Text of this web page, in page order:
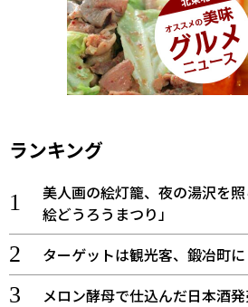
ランキング
美人画の絵灯籠、夜の湯沢を
絵どうろうまつり」
ターゲットは観光客、鍛冶町に
メロン酵母で仕込んだ日本酒